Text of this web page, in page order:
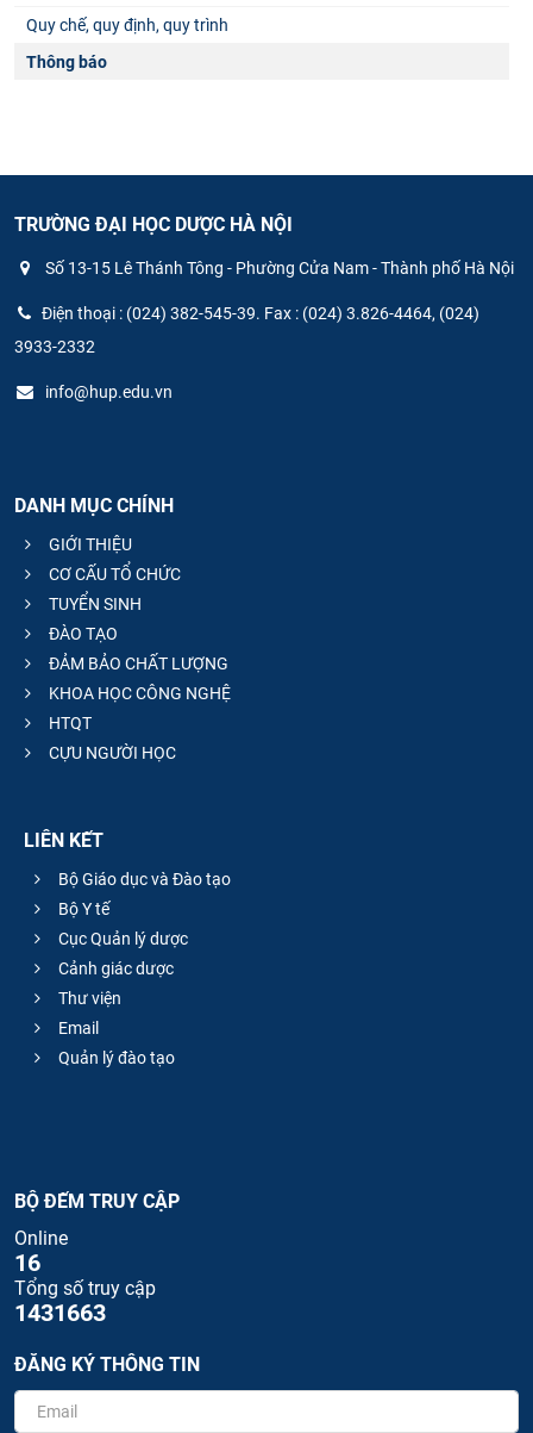
Quy chế, quy định, quy trình
Thông báo
TRƯỜNG ĐẠI HỌC DƯỢC HÀ NỘI
Số 13-15 Lê Thánh Tông - Phường Cửa Nam - Thành phố Hà Nội
Điện thoại : (024) 382-545-39. Fax : (024) 3.826-4464, (024)
3933-2332
info@hup.edu.vn
DANH MỤC CHÍNH
GIỚI THIỆU
CƠ CẤU TỔ CHỨC
TUYỂN SINH
ĐÀO TẠO
ĐẢM BẢO CHẤT LƯỢNG
KHOA HỌC CÔNG NGHỆ
HTQT
CỰU NGƯỜI HỌC
LIÊN KẾT
Bộ Giáo dục và Đào tạo
Bộ Y tế
Cục Quản lý dược
Cảnh giác dược
Thư viện
Email
Quản lý đào tạo
BỘ ĐẾM TRUY CẬP
Online
16
Tổng số truy cập
1431663
ĐĂNG KÝ THÔNG TIN